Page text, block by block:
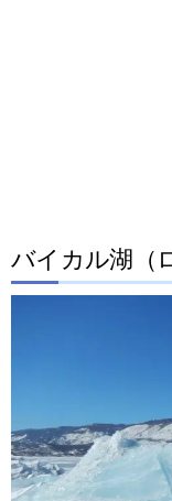
バイカル湖（